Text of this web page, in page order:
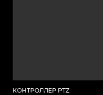
КОНТРОЛЛЕР PTZ